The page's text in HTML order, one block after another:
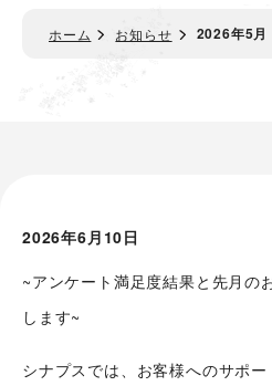
ホーム お知らせ 2026年5
2026年6月10日
~アンケート満足度結果と先月の
します~
シナプスでは、お客様へのサポ